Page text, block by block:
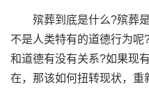
殡葬到底是什么?殡葬是
不是人类特有的道德行为
和道德有没有关系?如果现
在，那该如何扭转现状，